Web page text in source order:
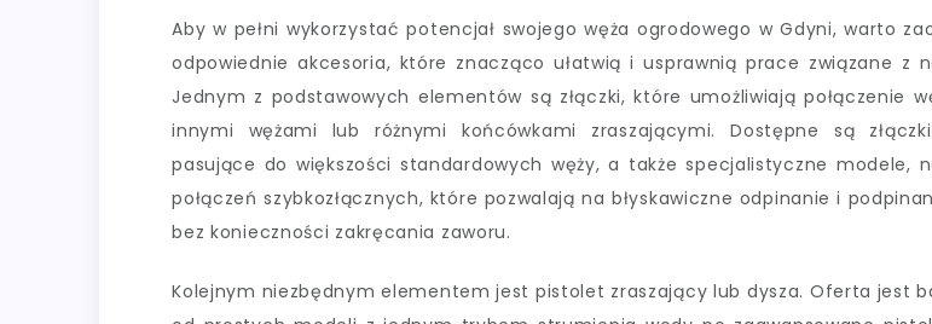
Aby w pełni wykorzystać potencjał swojego węża ogrodowego w Gdyni, warto
odpowiednie akcesoria, które znacząco ułatwią i usprawnią prace związane z
Jednym z podstawowych elementów są złączki, które umożliwiają połączenie
innymi wężami lub różnymi końcówkami zraszającymi. Dostępne są
pasujące do większości standardowych węży, a także specjalistyczne modele,
połączeń szybkozłącznych, które pozwalają na błyskawiczne odpinanie i
bez konieczności zakręcania zaworu.
Kolejnym niezbędnym elementem jest pistolet zraszający lub dysza. Oferta jest